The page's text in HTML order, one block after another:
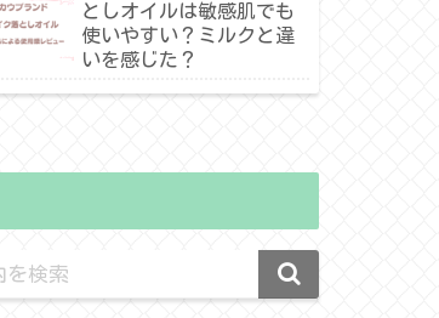
としオイルは敏感肌でも
使いやすい？ミルクと違
いを感じた？